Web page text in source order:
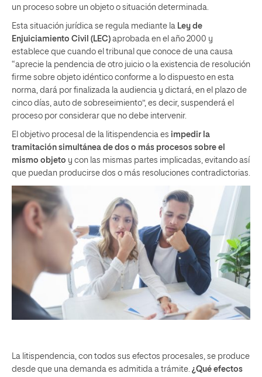
un proceso sobre un objeto o situación determinada.
Esta situación jurídica se regula mediante la Ley de
Enjuiciamiento Civil (LEC) aprobada en el año 2000 y
establece que cuando el tribunal que conoce de una causa
“aprecie la pendencia de otro juicio o la existencia de resolución
firme sobre objeto idéntico conforme a lo dispuesto en esta
norma, dará por finalizada la audiencia y dictará, en el plazo de
cinco días, auto de sobreseimiento”, es decir, suspenderá el
proceso por considerar que no debe intervenir.
El objetivo procesal de la litispendencia es impedir la
tramitación simultánea de dos o más procesos sobre el
mismo objeto y con las mismas partes implicadas, evitando así
que puedan producirse dos o más resoluciones contradictorias.
La litispendencia, con todos sus efectos procesales, se produce
desde que una demanda es admitida a trámite. ¿Qué efectos